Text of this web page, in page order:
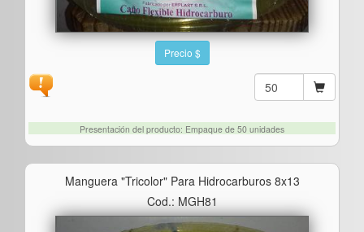
Precio $
Presentación del producto: Empaque de 50 unidades
Manguera "tricolor" Para Hidrocarburos 8x13
Cod.: MGH81